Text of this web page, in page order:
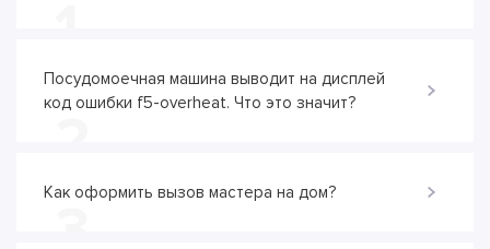
Посудомоечная машина выводит на дисплей
код ошибки f5-overheat. Что это значит?
Как оформить вызов мастера на дом?